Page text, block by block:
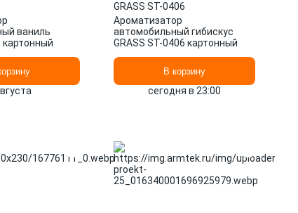
ваниль
картонный
GRASS·ST-0406
Ароматизатор
автомобильный гибискус
GRASS ST-0406 картонный
В корзину
сегодня в 23:00